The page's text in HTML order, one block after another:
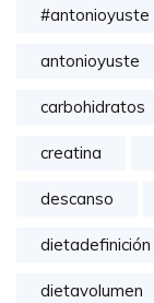
#antonioyuste
antonioyuste
carbohidratos
creatina
descanso
dietadefinición
dietavolumen